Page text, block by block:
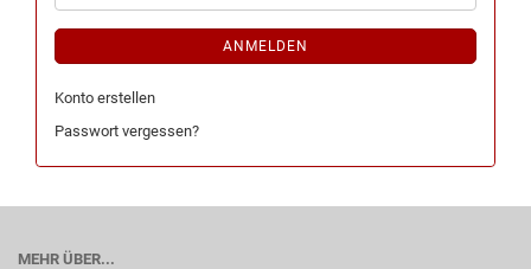
ANMELDEN
Konto erstellen
Passwort vergessen?
MEHR ÜBER...